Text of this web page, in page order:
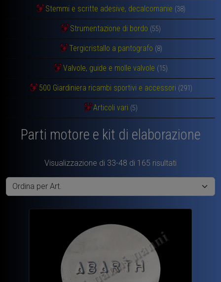
Stemmi e scritte adesive, decalcomanie (38)
Strumentazione di bordo (55)
Tergicristallo a pantografo (8)
Valvole, guide e molle valvole (15)
500 Giardiniera ricambi sportivi e accessori (291)
Articoli vari (5)
Parti motore e kit di elaborazione
Visualizzazione di 33-48 di 165 risultati